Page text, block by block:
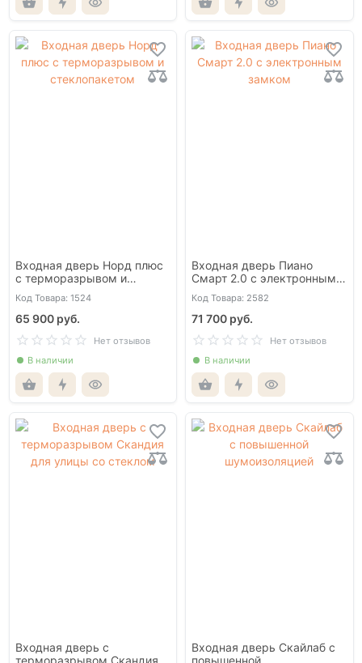
Входная дверь Норд плюс
с терморазрывом и
стеклопакетом
Код Товара: 1524
65 900 руб.
Нет отзывов
В наличии
Входная дверь Пиано
Смарт 2.0 с электронным
Код Товара: 2582
71 700 руб.
Нет отзывов
В наличии
Входная дверь с
Входная дверь Скайлаб с